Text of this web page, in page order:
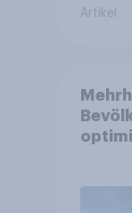
Artikel